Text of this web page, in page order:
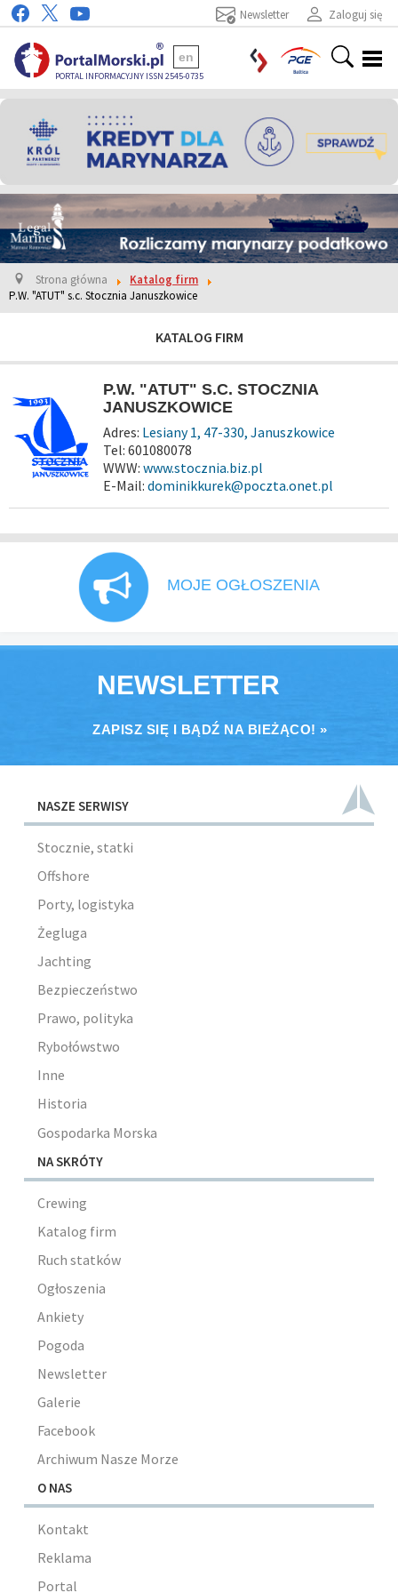
Zaloguj się
Newsletter
PORTAL INFORMACYJNY ISSN 2545-0735
en
Strona główna
Katalog firm
P.W. "ATUT" s.c. Stocznia Januszkowice
KATALOG FIRM
P.W. "ATUT" S.C. STOCZNIA
JANUSZKOWICE
Adres: Lesiany 1, 47-330, Januszkowice
Tel: 601080078
WWW: www.stocznia.biz.pl
E-Mail: dominikkurek@poczta.onet.pl
MOJE OGŁOSZENIA
NEWSLETTER
ZAPISZ SIĘ I BĄDŹ NA BIEŻĄCO! »
NASZE SERWISY
Stocznie, statki
Offshore
Porty, logistyka
Żegluga
Jachting
Bezpieczeństwo
Prawo, polityka
Rybołówstwo
Inne
Historia
Gospodarka Morska
NA SKRÓTY
Crewing
Katalog firm
Ruch statków
Ogłoszenia
Ankiety
Pogoda
Newsletter
Galerie
Facebook
Archiwum Nasze Morze
O NAS
Kontakt
Reklama
Portal